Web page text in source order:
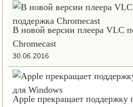
В новой версии плеера VLC
Chromecast
30.06.2016
Apple прекращает поддержку